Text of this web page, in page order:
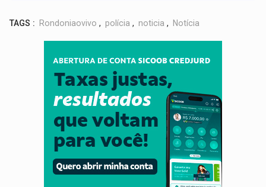
TAGS : Rondoniaovivo , polícia , noticia , Notícia